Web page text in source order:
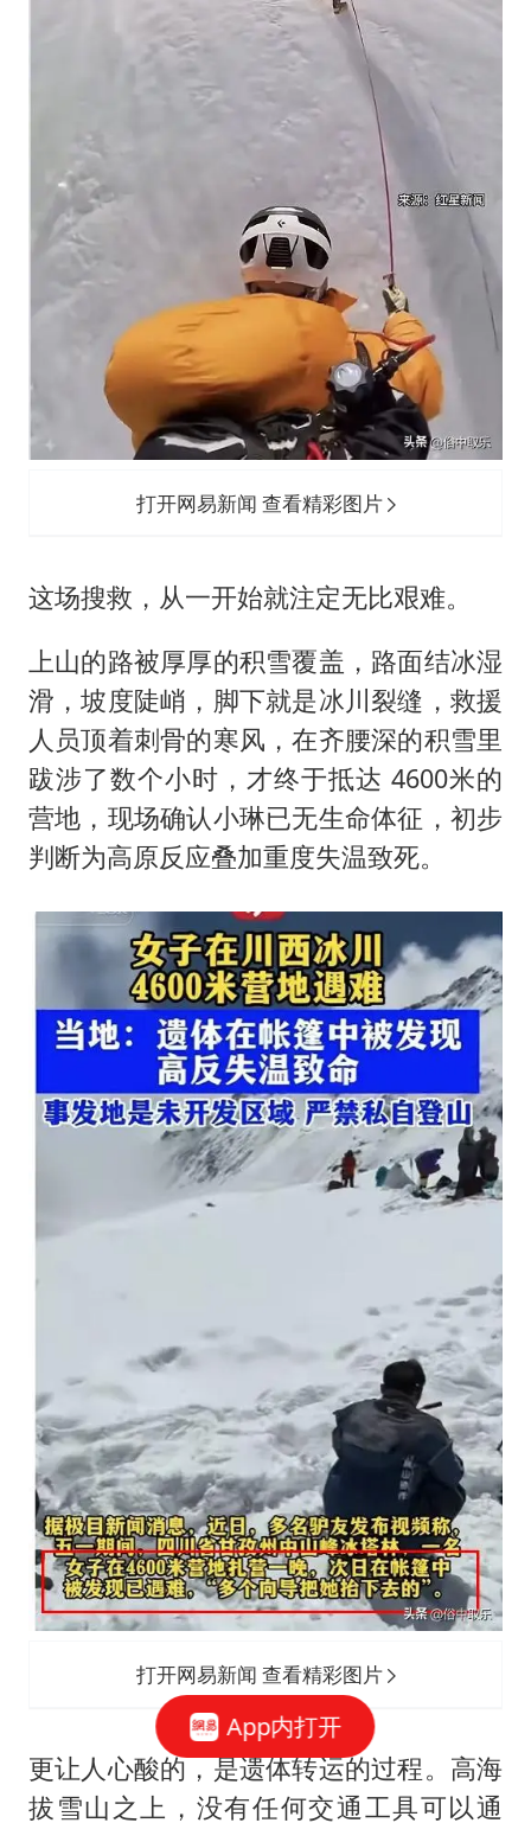
打开网易新闻 查看精彩图片
这场搜救，从一开始就注定无比艰难。
上山的路被厚厚的积雪覆盖，路面结冰湿
滑，坡度陡峭，脚下就是冰川裂缝，救援
人员顶着刺骨的寒风，在齐腰深的积雪里
跋涉了数个小时，才终于抵达 4600米的
营地，现场确认小琳已无生命体征，初步
判断为高原反应叠加重度失温致死。
打开网易新闻 查看精彩图片
更让人心酸的，是遗体转运的过程。高海
拔雪山之上，没有任何交通工具可以通
App内打开